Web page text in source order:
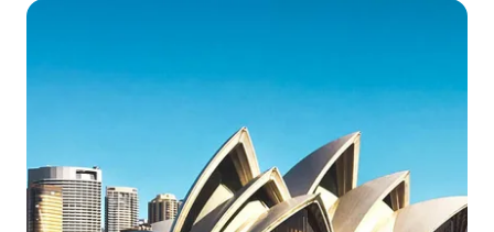
Bienvenido a EF
Encuentra una oficina
Sobre nosotros